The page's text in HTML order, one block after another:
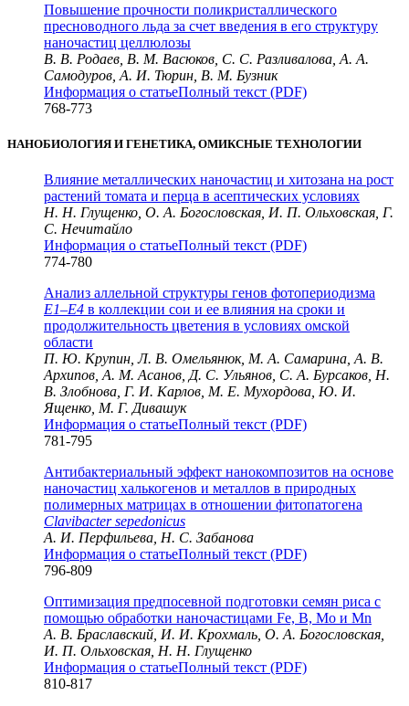
Повышение прочности поликристаллического
пресноводного льда за счет введения в его структуру
наночастиц целлюлозы
В. В. Родаев, В. М. Васюков, С. С. Разливалова, А. А.
Самодуров, А. И. Тюрин, В. М. Бузник
Информация о статьеПолный текст (PDF)
768-773
НАНОБИОЛОГИЯ И ГЕНЕТИКА, ОМИКСНЫЕ ТЕХНОЛОГИИ
Влияние металлических наночастиц и хитозана на рост
растений томата и перца в асептических условиях
Н. Н. Глущенко, О. А. Богословская, И. П. Ольховская, Г.
С. Нечитайло
Информация о статьеПолный текст (PDF)
774-780
Анализ аллельной структуры генов фотопериодизма
E1–E4 в коллекции сои и ее влияния на сроки и
продолжительность цветения в условиях омской
области
П. Ю. Крупин, Л. В. Омельянюк, М. А. Самарина, А. В.
Архипов, А. М. Асанов, Д. С. Ульянов, С. А. Бурсаков, Н.
В. Злобнова, Г. И. Карлов, М. Е. Мухордова, Ю. И.
Ященко, М. Г. Дивашук
Информация о статьеПолный текст (PDF)
781-795
Антибактериальный эффект нанокомпозитов на основе
наночастиц халькогенов и металлов в природных
полимерных матрицах в отношении фитопатогена
Clavibacter sepedonicus
А. И. Перфильева, Н. С. Забанова
Информация о статьеПолный текст (PDF)
796-809
Оптимизация предпосевной подготовки семян риса с
помощью обработки наночастицами Fе, B, Mо и Mn
А. В. Браславский, И. И. Крохмаль, О. А. Богословская,
И. П. Ольховская, Н. Н. Глущенко
Информация о статьеПолный текст (PDF)
810-817